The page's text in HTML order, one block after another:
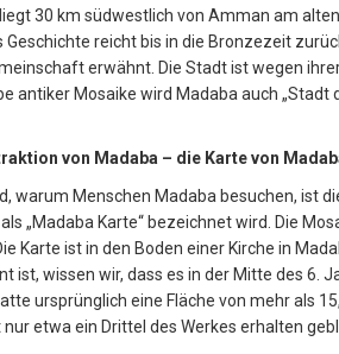
30 km südwestlich von Amman am
Geschichte reicht bis in die Bronzezeit
erwähnt. Die Stadt ist wegen
antiker Mosaike wird Madaba auch „Stadt
von Madaba – die Karte von
warum Menschen Madaba besuchen, ist
„Madaba Karte“ bezeichnet wird. Die
Karte ist in den Boden einer Kirche in
ist, wissen wir, dass es in der Mitte des 6.
ursprünglich eine Fläche von mehr als
nur etwa ein Drittel des Werkes erhalten